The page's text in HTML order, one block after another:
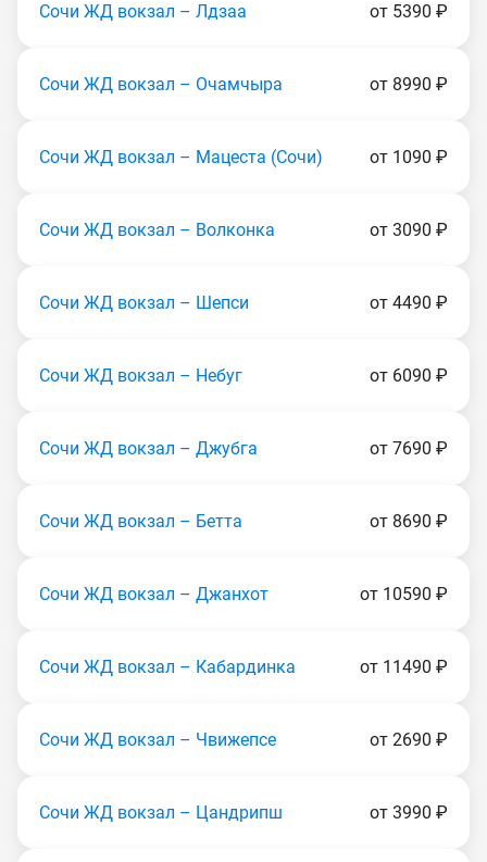
Сочи ЖД вокзал – Лдзаа от 5390 ₽
Сочи ЖД вокзал – Очамчыра от 8990 ₽
Сочи ЖД вокзал – Мацеста (Coчи) от 1090 ₽
Сочи ЖД вокзал – Волконка от 3090 ₽
Сочи ЖД вокзал – Шепси от 4490 ₽
Сочи ЖД вокзал – Небуг от 6090 ₽
Сочи ЖД вокзал – Джубга от 7690 ₽
Сочи ЖД вокзал – Бетта от 8690 ₽
Сочи ЖД вокзал – Джанхот от 10590 ₽
Сочи ЖД вокзал – Кабардинка от 11490 ₽
Сочи ЖД вокзал – Чвижепсе от 2690 ₽
Сочи ЖД вокзал – Цандрипш от 3990 ₽